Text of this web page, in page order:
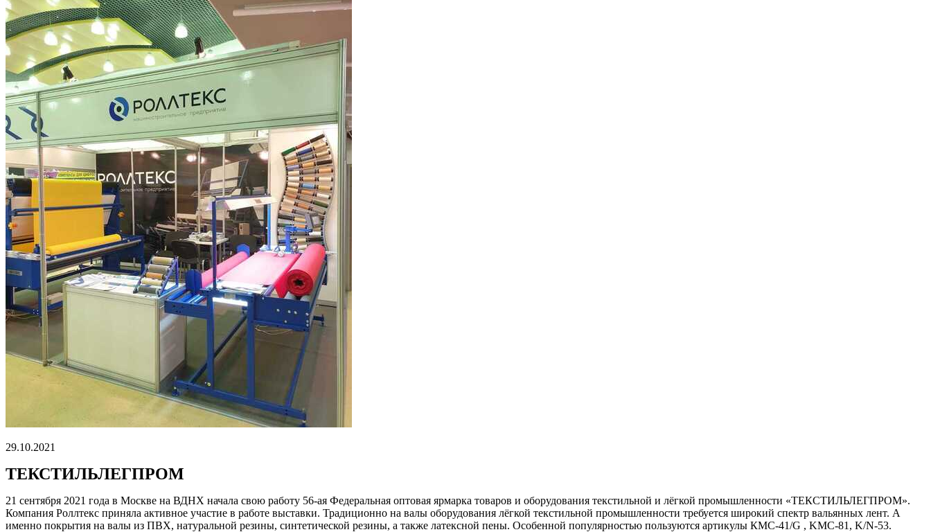
29.10.2021
ТЕКСТИЛЬЛЕГПРОМ
21 сентября 2021 года в Москве на ВДНХ начала свою работу 56-ая Федеральная оптовая ярмарка товаров и оборудования текстильной и лёгкой промышленности «ТЕКСТИЛЬЛЕГПРОМ».
Компания Роллтекс приняла активное участие в работе выставки. Традиционно на валы оборудования лёгкой текстильной промышленности требуется широкий спектр вальянных лент. А
именно покрытия на валы из ПВХ, натуральной резины, синтетической резины, а также латексной пены. Особенной популярностью пользуются артикулы КМС-41/G , KMC-81, K/N-53.